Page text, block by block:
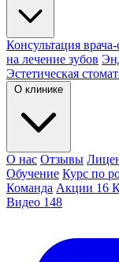
Консультация
на лечение зубов
Эстетическая
О клинике
О нас Отзывы
Обучение Курс по
Команда Акции 16
Видео 148